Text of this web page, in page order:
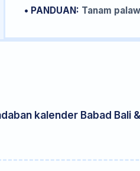
• PANDUAN: Tanam
kalender Babad Bali &